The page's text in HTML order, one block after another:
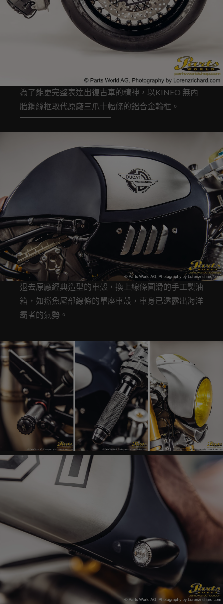
為了能更完整表達出復古車的精神，以KINEO 無內
胎鋼絲框取代原廠三爪十幅條的鋁合金輪框。
退去原廠經典造型的車殼，換上線條圓滑的手工製油
箱，如鯊魚尾部線條的單座車殼，車身已透露出海洋
霸者的氣勢。